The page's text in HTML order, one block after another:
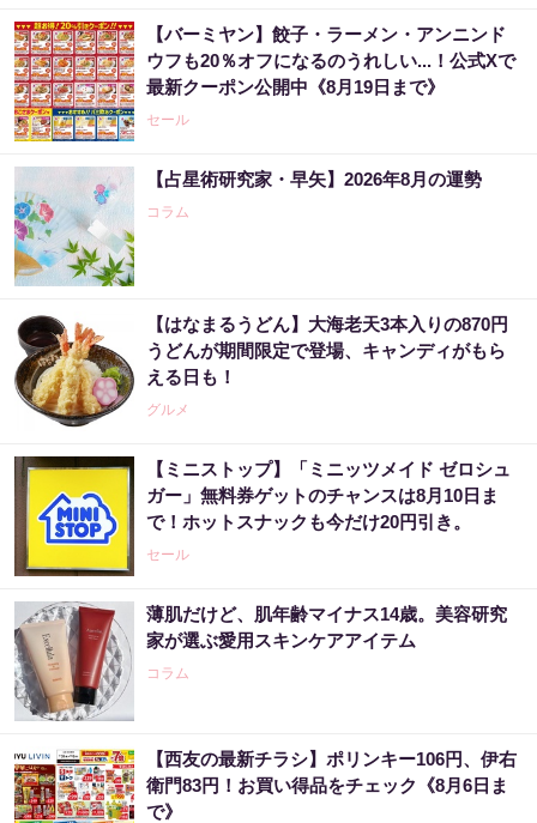
【バーミヤン】餃子・ラーメン・アンニンド
ウフも20％オフになるのうれしい...！公式Xで
最新クーポン公開中《8月19日まで》
セール
【占星術研究家・早矢】2026年8月の運勢
コラム
【はなまるうどん】大海老天3本入りの870円
うどんが期間限定で登場、キャンディがもら
える日も！
グルメ
【ミニストップ】「ミニッツメイド ゼロシュ
ガー」無料券ゲットのチャンスは8月10日ま
で！ホットスナックも今だけ20円引き。
セール
薄肌だけど、肌年齢マイナス14歳。美容研究
家が選ぶ愛用スキンケアアイテム
コラム
【西友の最新チラシ】ポリンキー106円、伊右
衛門83円！お買い得品をチェック《8月6日ま
で》